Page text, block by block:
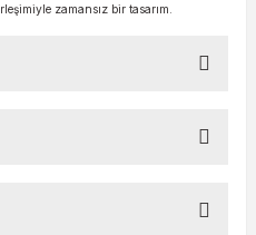
zamansız bir tasarım.